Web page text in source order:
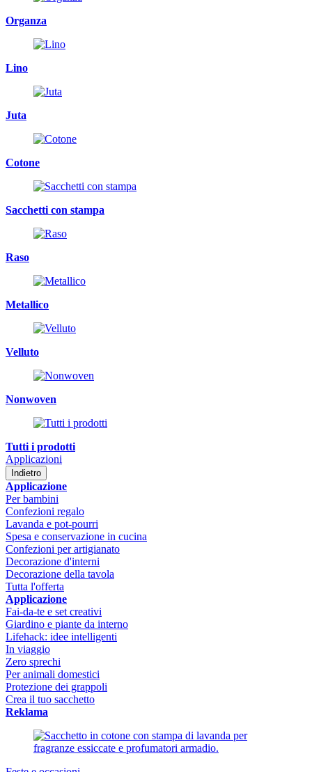
Organza
Lino
Juta
Cotone
Sacchetti con stampa
Raso
Metallico
Velluto
Nonwoven
Tutti i prodotti
Applicazioni
Indietro
Applicazione
Per bambini
Confezioni regalo
Lavanda e pot-pourri
Spesa e conservazione in cucina
Confezioni per artigianato
Decorazione d'interni
Decorazione della tavola
Tutta l'offerta
Applicazione
Fai-da-te e set creativi
Giardino e piante da interno
Lifehack: idee intelligenti
In viaggio
Zero sprechi
Per animali domestici
Protezione dei grappoli
Crea il tuo sacchetto
Reklama